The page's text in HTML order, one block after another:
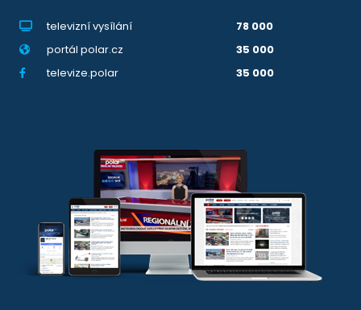
televizní vysílání
78 000
portál polar.cz
35 000
televize.polar
35 000